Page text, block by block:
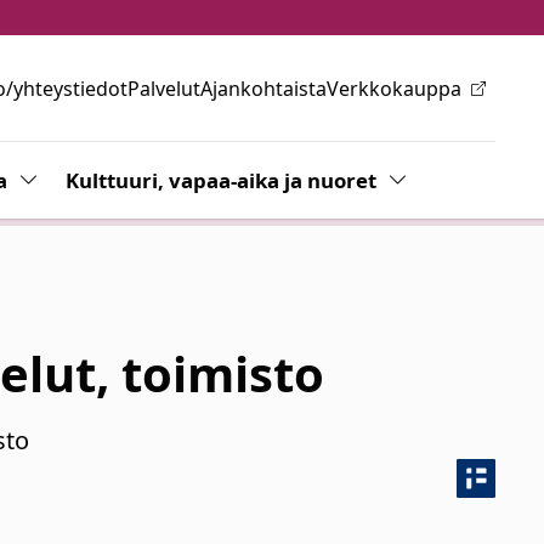
yhteystiedotPalvelutAjankohtaistaVerkkokauppa
Vaihda alasvetovalikkoa
Kulttuuri, vapaa-aika ja nuoret Vaihda
toimisto